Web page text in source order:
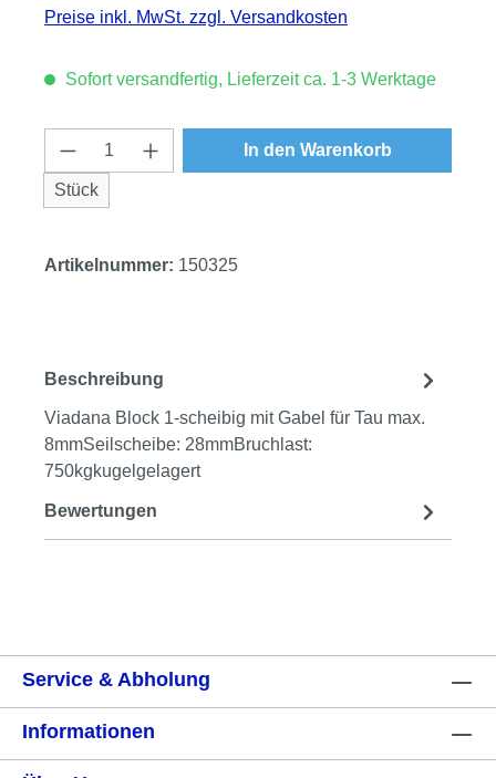
Preise inkl. MwSt. zzgl. Versandkosten
Sofort versandfertig, Lieferzeit ca. 1-3 Werktage
Produkt Anzahl: Gib den gewünschten
Stück
In den Warenkorb
Artikelnummer: 150325
Beschreibung
Viadana Block 1-scheibig mit Gabel für Tau max.
8mmSeilscheibe: 28mmBruchlast:
750kgkugelgelagert
Bewertungen
Service & Abholung
Informationen